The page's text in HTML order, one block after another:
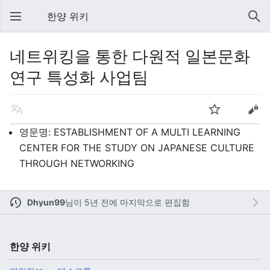
한양 위키
네트위킹을 통한 다원적 일본문화
연구 특성화 사업팀
영문명: ESTABLISHMENT OF A MULTI LEARNING
CENTER FOR THE STUDY ON JAPANESE CULTURE
THROUGH NETWORKING
Dhyun99님이 5년 전에 마지막으로 편집함
한양 위키